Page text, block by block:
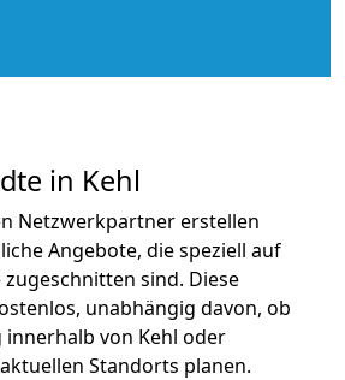
in Kehl
Netzwerkpartner erstellen
Angebote, die speziell auf
sind. Diese
unabhängig davon, ob
innerhalb von Kehl oder
Standorts planen.